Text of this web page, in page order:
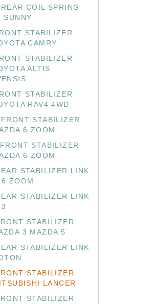
COIL SPRING
SUNNY
STABILIZER
CAMRY
STABILIZER
ALTIS
STABILIZER
RAV4 4WD
STABILIZER
6 ZOOM
STABILIZER
6 ZOOM
STABILIZER LINK
ZOOM
STABILIZER LINK
STABILIZER
3 MAZDA 5
STABILIZER LINK
STABILIZER
LANCER
STABILIZER